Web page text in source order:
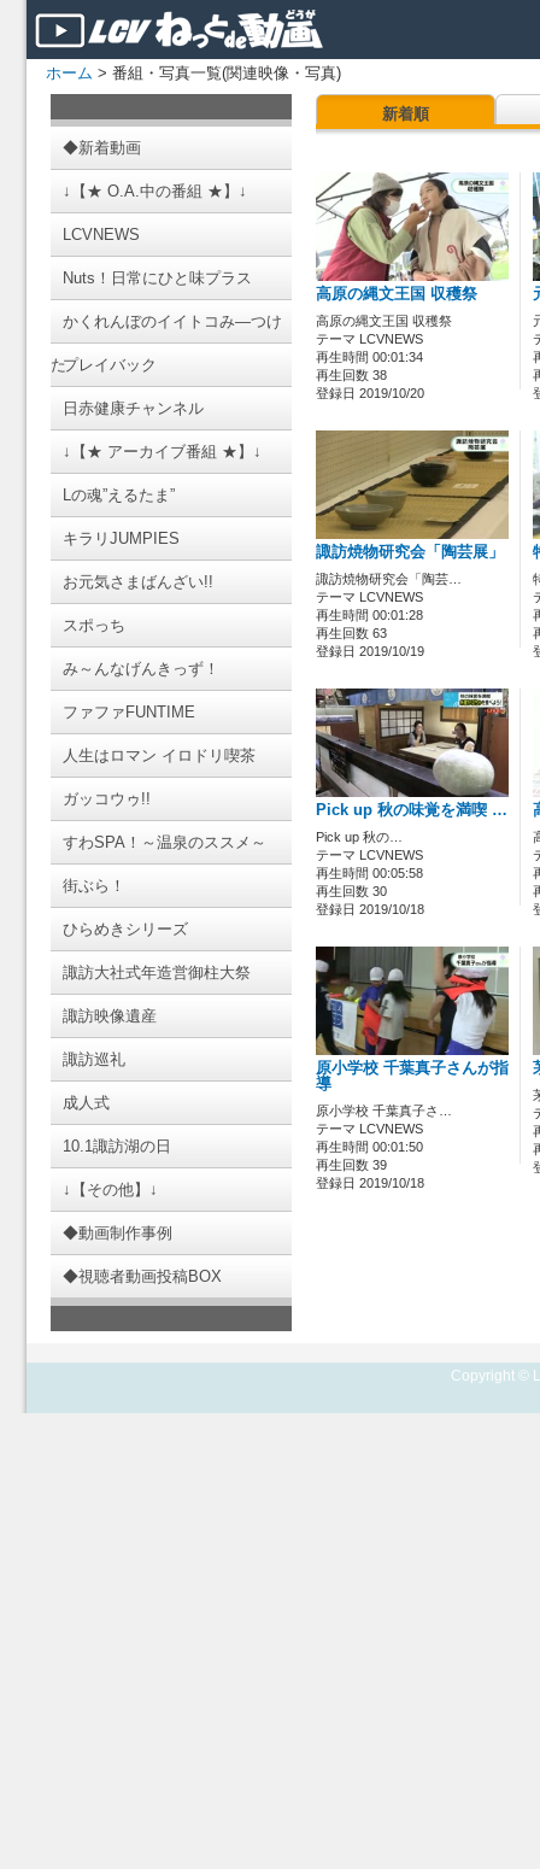
ホーム > 番組・写真一覧(関連映像・写真)
◆新着動画
↓【★ O.A.中の番組 ★】↓
LCVNEWS
Nuts！日常にひと味プラス
かくれんぼのイイトコみ―つけ
たプレイバック
日赤健康チャンネル
↓【★ アーカイブ番組 ★】↓
Lの魂”えるたま”
キラリJUMPIES
お元気さまばんざい!!
スポっち
み～んなげんきっず！
ファファFUNTIME
人生はロマン イロドリ喫茶
ガッコウゥ!!
すわSPA！～温泉のススメ～
街ぶら！
ひらめきシリーズ
諏訪大社式年造営御柱大祭
諏訪映像遺産
諏訪巡礼
成人式
10.1諏訪湖の日
↓【その他】↓
◆動画制作事例
◆視聴者動画投稿BOX
新着順
高原の縄文王国 収穫祭
高原の縄文王国 収穫祭
テーマ LCVNEWS
再生時間 00:01:34
再生回数 38
登録日 2019/10/20
諏訪焼物研究会「陶芸展」
諏訪焼物研究会「陶芸…
テーマ LCVNEWS
再生時間 00:01:28
再生回数 63
登録日 2019/10/19
Pick up 秋の味覚を満喫 …
Pick up 秋の…
テーマ LCVNEWS
再生時間 00:05:58
再生回数 30
登録日 2019/10/18
原小学校 千葉真子さんが指
導
原小学校 千葉真子さ…
テーマ LCVNEWS
再生時間 00:01:50
再生回数 39
登録日 2019/10/18
Copyright ©